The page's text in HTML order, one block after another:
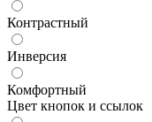
Контрастный
Инверсия
Комфортный
Цвет кнопок и ссылок